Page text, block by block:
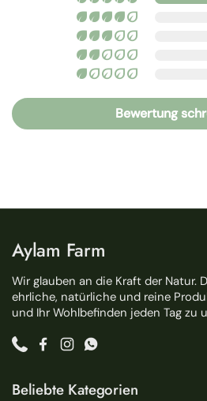
Bewertung
Aylam Farm
Wir glauben an die Kraft der Natur.
ehrliche, natürliche und reine
und Ihr Wohlbefinden jeden Tag zu
PhoneFacebook
InstagramWhatsApp
Beliebte Kategorien